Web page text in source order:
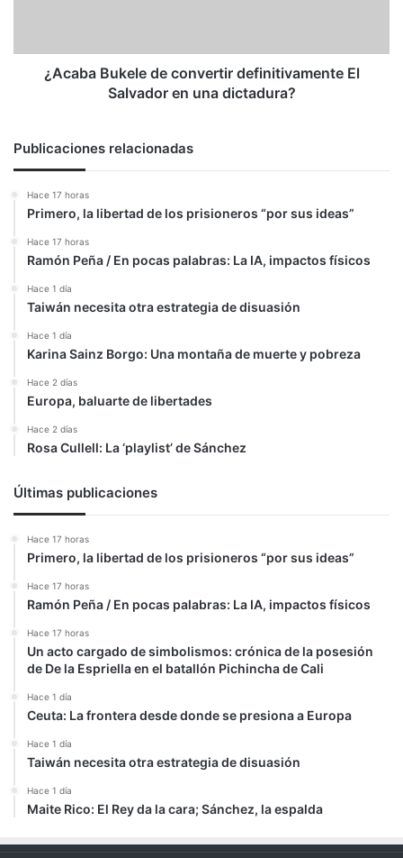
una
dictadura?¿Acaba Bukele de convertir definitivamente El
Salvador en una dictadura?
Publicaciones relacionadas
Hace 17 horas
Primero, la libertad de los prisioneros “por sus ideas”
Hace 17 horas
Ramón Peña / En pocas palabras: La IA, impactos físicos
Hace 1 día
Taiwán necesita otra estrategia de disuasión
Hace 1 día
Karina Sainz Borgo: Una montaña de muerte y pobreza
Hace 2 días
Europa, baluarte de libertades
Hace 2 días
Rosa Cullell: La ‘playlist’ de Sánchez
Últimas publicaciones
Hace 17 horas
Primero, la libertad de los prisioneros “por sus ideas”
Hace 17 horas
Ramón Peña / En pocas palabras: La IA, impactos físicos
Hace 17 horas
Un acto cargado de simbolismos: crónica de la posesión
de De la Espriella en el batallón Pichincha de Cali
Hace 1 día
Ceuta: La frontera desde donde se presiona a Europa
Hace 1 día
Taiwán necesita otra estrategia de disuasión
Hace 1 día
Maite Rico: El Rey da la cara; Sánchez, la espalda